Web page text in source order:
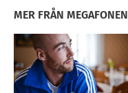
MER FRÅN MEGAFONEN